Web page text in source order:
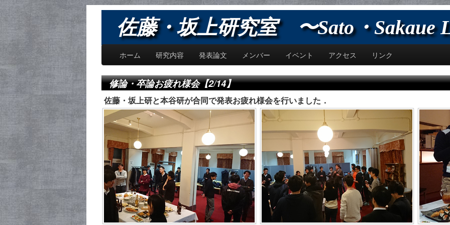
佐藤・坂上研究室 〜Sato・Sakaue
ホーム 研究内容 発表論文 メンバー イベント アクセス リンク
修論・卒論お疲れ様会【2/14】
佐藤・坂上研と本谷研が合同で発表お疲れ様会を行いました．